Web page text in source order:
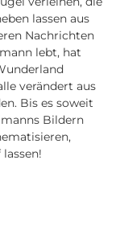
lassen aus
Nachrichten
lebt, hat
verändert aus
Bis es soweit
Bildern